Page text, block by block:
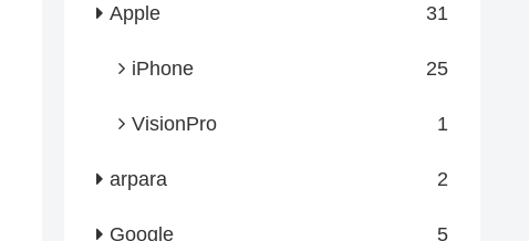
Apple 31
iPhone 25
VisionPro 1
arpara 2
Google 5